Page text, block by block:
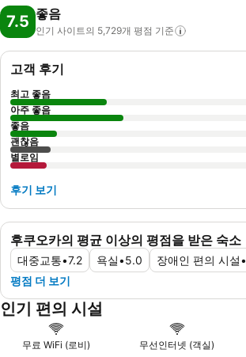
7.5 좋음
인기 사이트의 5,729개 평점 기준
후쿠오카의 평균 이상의 평점을 받은 숙소
대중교통•7.2 욕실•5.0 장애인 편의 시설•
평점 더 보기
고객 후기
최고 좋음
아주 좋음
좋음
괜찮음
별로임
후기 보기
인기 편의 시설
무료 WiFi (로비) 무선인터넷 (객실)